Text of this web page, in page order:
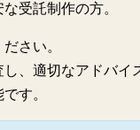
受託制作の方。
さい。
、適切なアドバイ
す。